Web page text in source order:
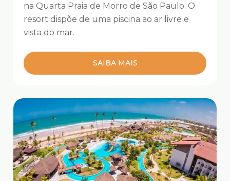
na Quarta Praia de Morro de São Paulo. O
resort dispõe de uma piscina ao ar livre e
vista do mar.
SAIBA MAIS